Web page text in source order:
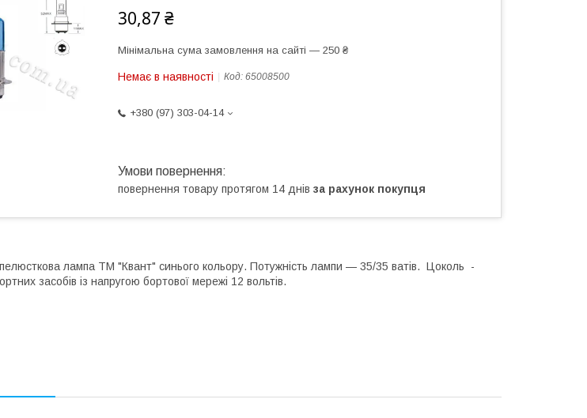
30,87 ₴
Мінімальна сума замовлення на сайті — 250 ₴
Немає в наявності Код: 65008500
+380 (97) 303-04-14
повернення товару протягом 14 днів за рахунок покупця
лампа ТМ "Квант" синього кольору. Потужність лампи — 35/35 ватів. Цоколь -
засобів із напругою бортової мережі 12 вольтів.